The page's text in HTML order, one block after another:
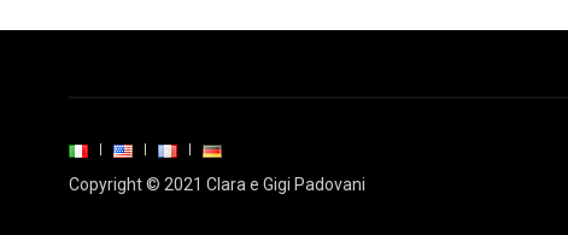
Copyright © 2021 Clara e Gigi Padovani